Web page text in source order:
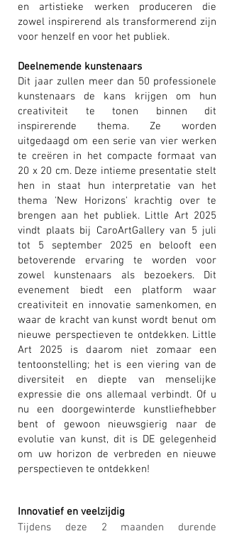
en artistieke werken produceren die
zowel inspirerend als transformerend zijn
voor henzelf en voor het publiek.
Deelnemende kunstenaars
Dit jaar zullen meer dan 50 professionele
kunstenaars de kans krijgen om hun
creativiteit te tonen binnen dit
inspirerende thema. Ze worden
uitgedaagd om een serie van vier werken
te creëren in het compacte formaat van
20 x 20 cm. Deze intieme presentatie stelt
hen in staat hun interpretatie van het
thema 'New Horizons' krachtig over te
brengen aan het publiek. Little Art 2025
vindt plaats bij CaroArtGallery van 5 juli
tot 5 september 2025 en belooft een
betoverende ervaring te worden voor
zowel kunstenaars als bezoekers. Dit
evenement biedt een platform waar
creativiteit en innovatie samenkomen, en
waar de kracht van kunst wordt benut om
nieuwe perspectieven te ontdekken. Little
Art 2025 is daarom niet zomaar een
tentoonstelling; het is een viering van de
diversiteit en diepte van menselijke
expressie die ons allemaal verbindt. Of u
nu een doorgewinterde kunstliefhebber
bent of gewoon nieuwsgierig naar de
evolutie van kunst, dit is DE gelegenheid
om uw horizon de verbreden en nieuwe
perspectieven te ontdekken!
Innovatief en veelzijdig
Tijdens deze 2 maanden durende